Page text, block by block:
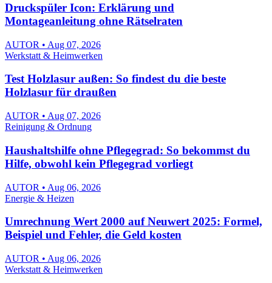
Druckspüler Icon: Erklärung und
Montageanleitung ohne Rätselraten
AUTOR • Aug 07, 2026
Werkstatt & Heimwerken
Test Holzlasur außen: So findest du die beste
Holzlasur für draußen
AUTOR • Aug 07, 2026
Reinigung & Ordnung
Haushaltshilfe ohne Pflegegrad: So bekommst du
Hilfe, obwohl kein Pflegegrad vorliegt
AUTOR • Aug 06, 2026
Energie & Heizen
Umrechnung Wert 2000 auf Neuwert 2025: Formel,
Beispiel und Fehler, die Geld kosten
AUTOR • Aug 06, 2026
Werkstatt & Heimwerken